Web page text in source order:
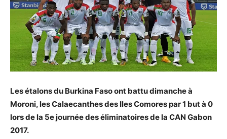
Les étalons du Burkina Faso ont battu dimanche à
Moroni, les Calaecanthes des Iles Comores par 1 but à 0
lors de la 5e journée des éliminatoires de la CAN Gabon
2017.